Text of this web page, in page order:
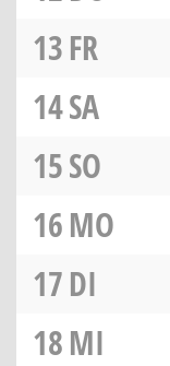
13FR
14SA
15SO
16MO
17DI
18MI